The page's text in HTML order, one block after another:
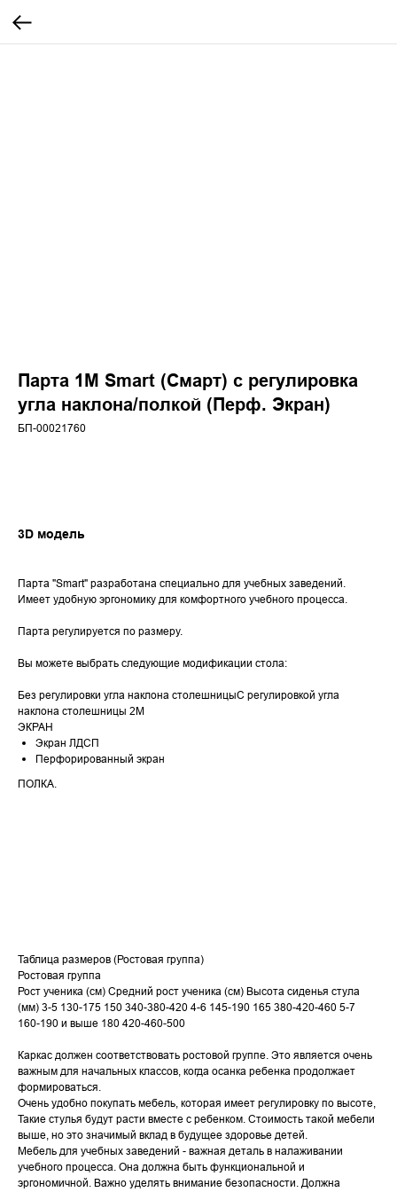
Парта 1М Smart (Смарт) с регулировка
угла наклона/полкой (Перф. Экран)
БП-00021760
3D модель
Парта "Smart" разработана специально для учебных заведений.
Имеет удобную эргономику для комфортного учебного процесса.
Парта регулируется по размеру.
Вы можете выбрать следующие модификации стола:
Без регулировки угла наклона столешницыС регулировкой угла
наклона столешницы 2М
ЭКРАН
Экран ЛДСП
Перфорированный экран
ПОЛКА.
Таблица размеров (Ростовая группа)
Ростовая группа
Рост ученика (см) Средний рост ученика (см) Высота сиденья стула
(мм) 3-5 130-175 150 340-380-420 4-6 145-190 165 380-420-460 5-7
160-190 и выше 180 420-460-500
Каркас должен соответствовать ростовой группе. Это является очень
важным для начальных классов, когда осанка ребенка продолжает
формироваться.
Очень удобно покупать мебель, которая имеет регулировку по высоте,
Такие стулья будут расти вместе с ребенком. Стоимость такой мебели
выше, но это значимый вклад в будущее здоровье детей.
Мебель для учебных заведений - важная деталь в налаживании
учебного процесса. Она должна быть функциональной и
эргономичной. Важно уделять внимание безопасности. Должна